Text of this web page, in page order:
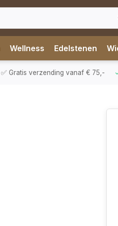
Wellness Edelstenen
✅ Gratis verzending vanaf € 75,-